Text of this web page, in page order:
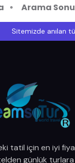
Arama
Sitemizde anılan
tatil için en iyi
günlük turlara